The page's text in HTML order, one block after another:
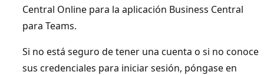
Central Online para la aplicación Business Central
para Teams.
Si no está seguro de tener una cuenta o si no conoce
sus credenciales para iniciar sesión, póngase en